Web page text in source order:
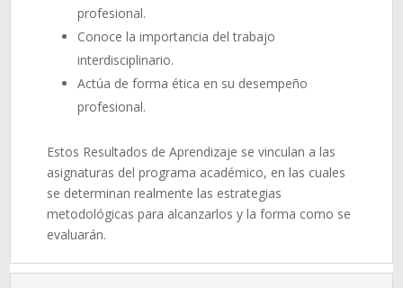
profesional.
Conoce la importancia del trabajo
interdisciplinario.
Actúa de forma ética en su desempeño
profesional.
Estos Resultados de Aprendizaje se vinculan a las
asignaturas del programa académico, en las cuales
se determinan realmente las estrategias
metodológicas para alcanzarlos y la forma como se
evaluarán.